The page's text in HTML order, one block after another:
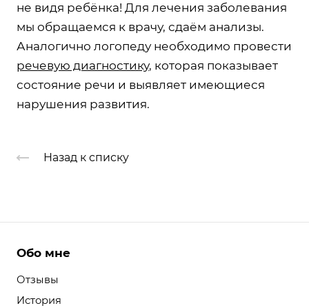
не видя ребёнка! Для лечения заболевания
мы обращаемся к врачу, сдаём анализы.
Аналогично логопеду необходимо провести
речевую диагностику, которая показывает
состояние речи и выявляет имеющиеся
нарушения развития.
Назад к списку
Обо мне
Отзывы
История